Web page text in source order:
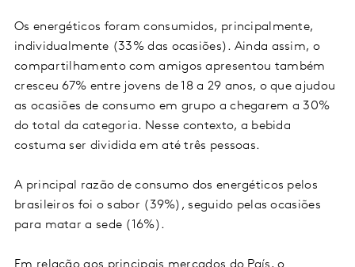
Os energéticos foram consumidos, principalmente,
individualmente (33% das ocasiões). Ainda assim, o
compartilhamento com amigos apresentou também
cresceu 67% entre jovens de 18 a 29 anos, o que ajudou
as ocasiões de consumo em grupo a chegarem a 30%
do total da categoria. Nesse contexto, a bebida
costuma ser dividida em até três pessoas.
A principal razão de consumo dos energéticos pelos
brasileiros foi o sabor (39%), seguido pelas ocasiões
para matar a sede (16%).